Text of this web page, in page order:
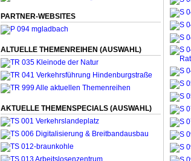
PARTNER-WEBSITES
ALTUELLE THEMENREIHEN (AUSWAHL)
AKTUELLE THEMENSPECIALS (AUSWAHL)